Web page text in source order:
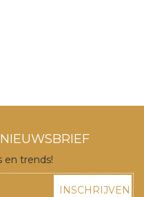
en trends!
INSCHRIJVEN